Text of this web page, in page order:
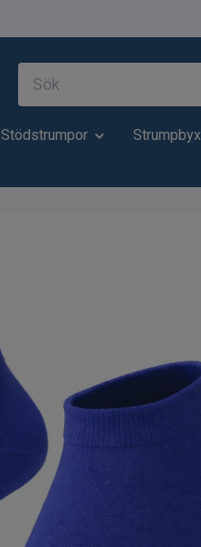
Stödstrumpor